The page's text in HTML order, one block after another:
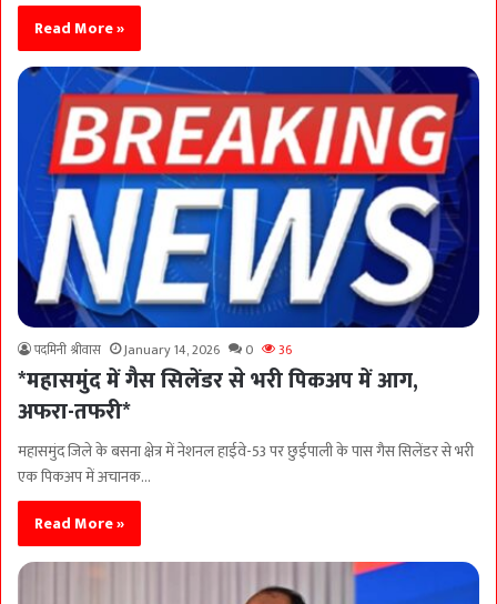
Read More »
पदमिनी श्रीवास January 14, 2026 0 36
*महासमुंद में गैस सिलेंडर से भरी पिकअप में आग,
अफरा-तफरी*
महासमुंद जिले के बसना क्षेत्र में नेशनल हाईवे-53 पर छुईपाली के पास गैस सिलेंडर से भरी
एक पिकअप में अचानक…
Read More »